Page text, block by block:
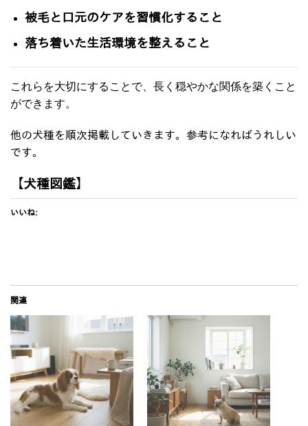
被毛と口元のケアを習慣化すること
落ち着いた生活環境を整えること
これらを大切にすることで、長く穏やかな関係を築くこと
ができます。
他の犬種を順次掲載していきます。参考になればうれしい
です。
【犬種図鑑】
いいね:
関連